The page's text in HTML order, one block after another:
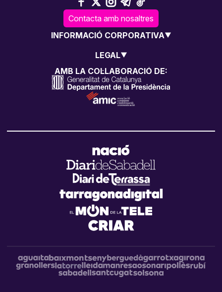
Contacta amb nosaltres
INFORMACIÓ CORPORATIVA
LEGAL
AMB LA COL·LABORACIÓ DE: